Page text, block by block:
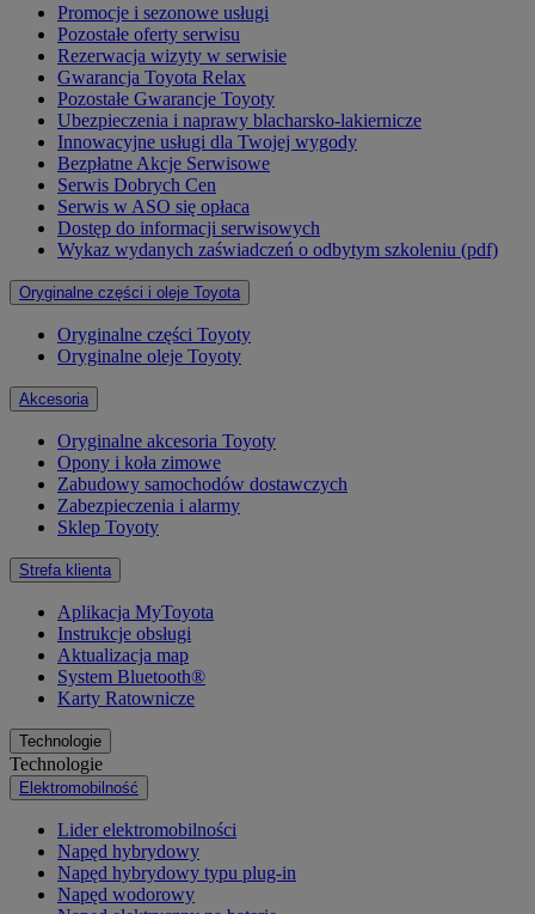
Promocje i sezonowe usługi
Pozostałe oferty serwisu
Rezerwacja wizyty w serwisie
Gwarancja Toyota Relax
Pozostałe Gwarancje Toyoty
Ubezpieczenia i naprawy blacharsko-lakiernicze
Innowacyjne usługi dla Twojej wygody
Bezpłatne Akcje Serwisowe
Serwis Dobrych Cen
Serwis w ASO się opłaca
Dostęp do informacji serwisowych
Wykaz wydanych zaświadczeń o odbytym szkoleniu (pdf)
Oryginalne części i oleje Toyota
Oryginalne części Toyoty
Oryginalne oleje Toyoty
Akcesoria
Oryginalne akcesoria Toyoty
Opony i koła zimowe
Zabudowy samochodów dostawczych
Zabezpieczenia i alarmy
Sklep Toyoty
Strefa klienta
Aplikacja MyToyota
Instrukcje obsługi
Aktualizacja map
System Bluetooth®
Karty Ratownicze
Technologie
Technologie
Elektromobilność
Lider elektromobilności
Napęd hybrydowy
Napęd hybrydowy typu plug-in
Napęd wodorowy